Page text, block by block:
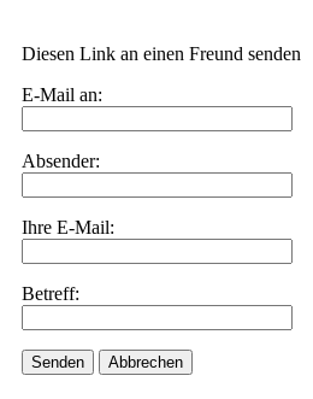
Diesen Link an einen Freund senden
E-Mail an:
Absender:
Ihre E-Mail:
Betreff:
Senden Abbrechen